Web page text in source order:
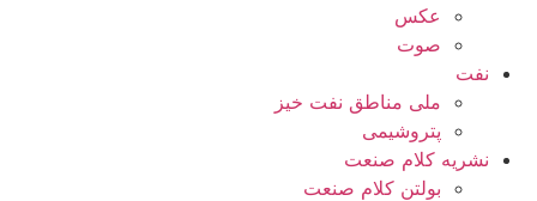
عکس
صوت
نفت
ملی مناطق نفت خیز
پتروشیمی
نشریه کلام صنعت
بولتن کلام صنعت